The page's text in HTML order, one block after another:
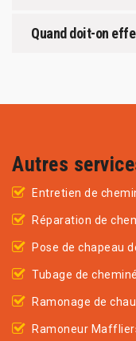
Quand doit-on
Autres
Entretien de
Réparation de
Pose de chapeau
Tubage de
Ramonage de
Ramoneur